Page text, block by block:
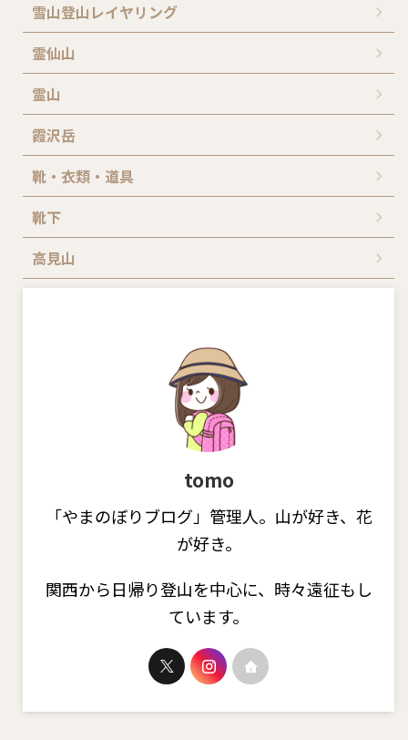
雪山登山レイヤリング
霊仙山
霊山
霞沢岳
靴・衣類・道具
靴下
高見山
tomo
「やまのぼりブログ」管理人。山が好き、花
が好き。
関西から日帰り登山を中心に、時々遠征もし
ています。